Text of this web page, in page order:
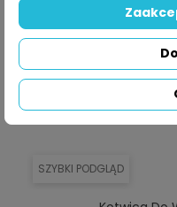
SZYBKI PODGLĄD